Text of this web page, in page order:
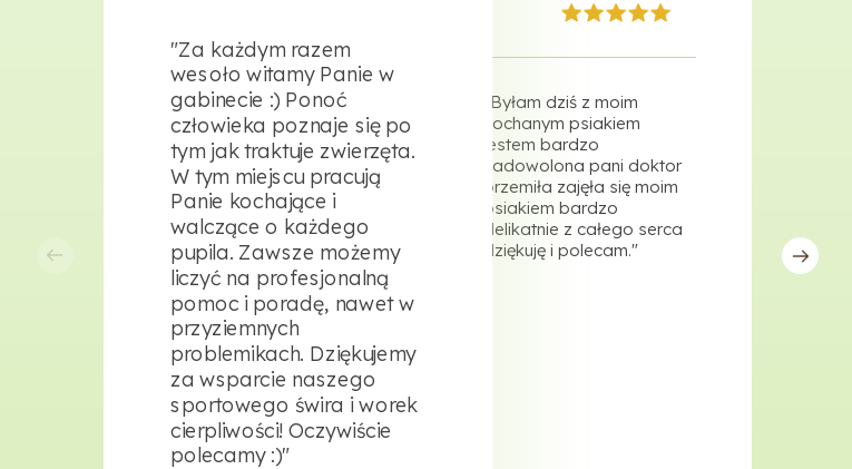
"Za każdym razem
wesoło witamy Panie w
gabinecie :) Ponoć
człowieka poznaje się po
tym jak traktuje zwierzęta.
W tym miejscu pracują
Panie kochające i
walczące o każdego
pupila. Zawsze możemy
liczyć na profesjonalną
pomoc i poradę, nawet w
przyziemnych
problemikach. Dziękujemy
za wsparcie naszego
sportowego świra i worek
cierpliwości! Oczywiście
polecamy :)"
"Byłam dziś z moim
kochanym psiakiem
jestem bardzo
zadowolona pani doktor
przemiła zajęła się moim
psiakiem bardzo
delikatnie z całego serca
dziękuję i polecam."